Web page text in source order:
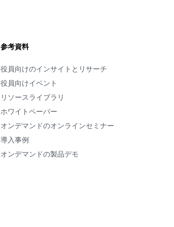
参考資料
役員向けのインサイトとリサーチ
役員向けイベント
リソースライブラリ
ホワイトペーパー
オンデマンドのオンラインセミナー
導入事例
オンデマンドの製品デモ